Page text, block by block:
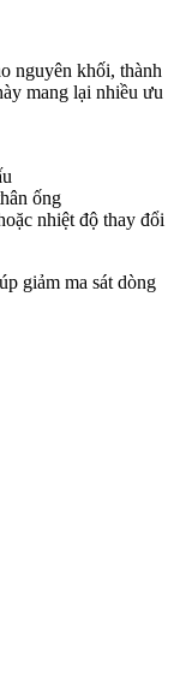
nguyên khối, thành
mang lại nhiều ưu
ống
nhiệt độ thay đổi
giảm ma sát dòng